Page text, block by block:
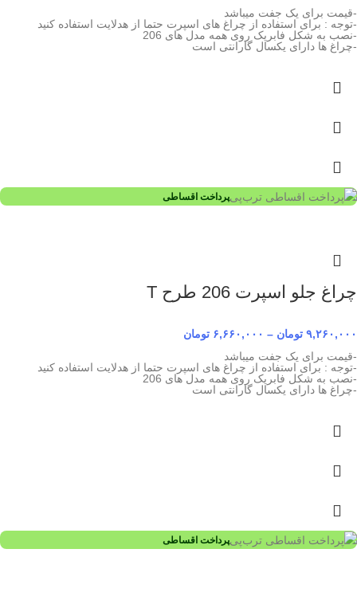
-قیمت برای یک جفت میباشد
-توجه : برای استفاده از چراغ های اسپرت حتما از هدلایت استفاده کنید
-نصب به شکل فابریک روی همه مدل های 206
-چراغ ها دارای یکسال گارانتی است
پرداخت اقساطی
چراغ جلو اسپرت 206 طرح T
۹,۲۶۰,۰۰۰ تومان – ۶,۶۶۰,۰۰۰ تومان
-قیمت برای یک جفت میباشد
-توجه : برای استفاده از چراغ های اسپرت حتما از هدلایت استفاده کنید
-نصب به شکل فابریک روی همه مدل های 206
-چراغ ها دارای یکسال گارانتی است
پرداخت اقساطی